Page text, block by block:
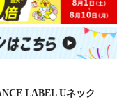
LABEL Uネック